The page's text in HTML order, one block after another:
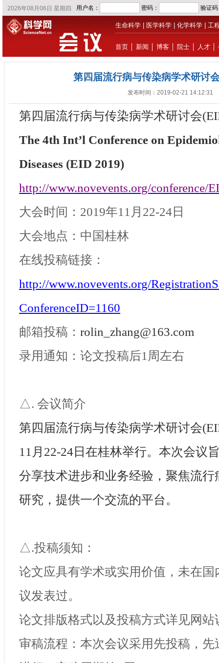
生命科学 医学科学 化学科学 工
首页 新闻 博客 院士 人才
第四届流行病与传染病学术研讨
发布时间：2019-02-21 14:12:31
第四届流行病与传染病学术研讨会
The 4th Int’l Conference on
Diseases (EID 2019)
http://www.novevents.org/conference/
大会时间： 2019年1 1 月 22-24 日
大会地点：中国桂林
在线投稿链接：
http://www.novevents.org/
ConferenceID=1160
邮箱投稿： rolin_zhang@163.com
录用通知：论文投稿后1周左右
△. 会议简介
第四届流行病与传染病学术研讨会
1 1 月 22-24 日在桂林举行。本次会议
分享技术进步和业务经验，聚焦流行
研究，提供一个交流的平台。
△.投稿须知：
论文应具有学术或实用价值，未在
议发表过。
论文排版格式以及投稿方式详见网站
审稿流程：本次会议采用先投稿，